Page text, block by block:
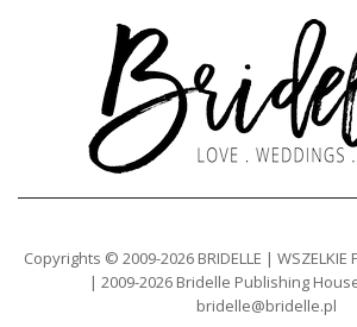
Copyrights © 2009-2026 BRIDELLE | WSZELKIE
| 2009-2026 Bridelle Publishing
bridelle@bridelle.pl